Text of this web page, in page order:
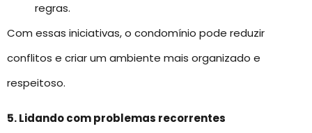
regras.
Com essas iniciativas, o condomínio pode reduzir
conflitos e criar um ambiente mais organizado e
respeitoso.
5. Lidando com problemas recorrentes